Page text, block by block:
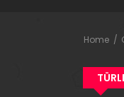
Home